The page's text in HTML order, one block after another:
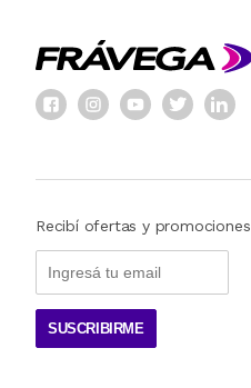
Recibí ofertas y promociones
SUSCRIBIRME